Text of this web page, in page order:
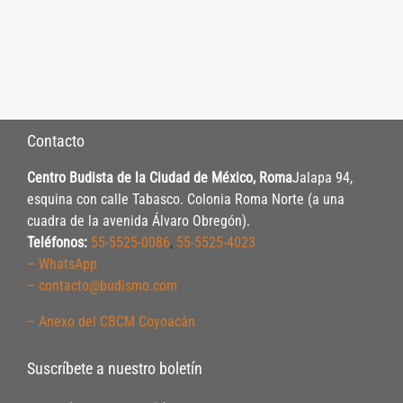
Contacto
Centro Budista de la Ciudad de México, RomaJalapa 94,
esquina con calle Tabasco. Colonia Roma Norte (a una
cuadra de la avenida Álvaro Obregón).
Teléfonos: 55-5525-0086, 55-5525-4023
– WhatsApp
– contacto@budismo.com
– Anexo del CBCM Coyoacán
Suscríbete a nuestro boletín